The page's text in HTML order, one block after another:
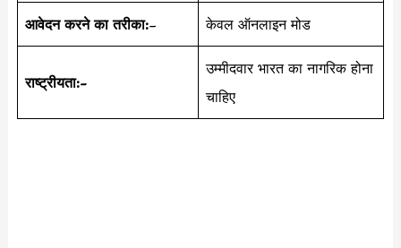
आवेदन करने का तरीका:– केवल ऑनलाइन मोड
राष्ट्रीयता:-
उम्मीदवार भारत का नागरिक होना
चाहिए